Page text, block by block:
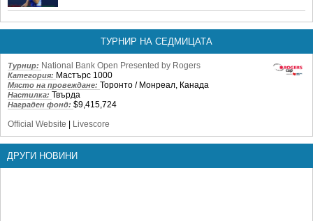
ТУРНИР НА СЕДМИЦАТА
Турнир: National Bank Open Presented by Rogers
Категория: Мастърс 1000
Място на провеждане: Торонто / Монреал, Канада
Настилка: Твърда
Награден фонд: $9,415,724
Official Website
Livescore
ДРУГИ НОВИНИ